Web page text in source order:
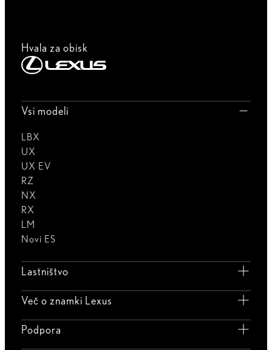
Hvala za obisk
Vsi modeli
LBX
UX
UX EV
RZ
NX
RX
LM
Novi ES
Lastništvo
Več o znamki Lexus
Podpora